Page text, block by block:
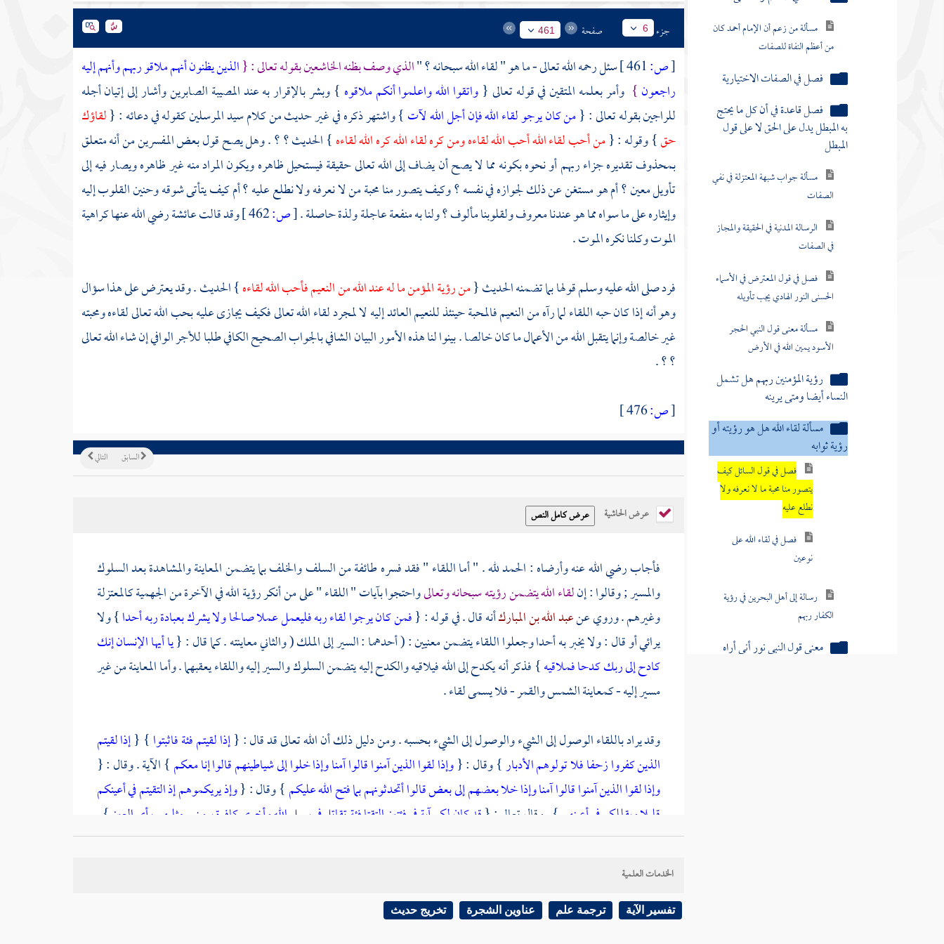
الرسالة المدنية في الحقيقة والمجاز
في الصفات
فصل في قول المعترض في الأسماء
الحسنى النور الهادي يجب تأويله
مسألة معنى قول النبي الحجر
الأسود يمين الله في الأرض
النساء أيضا ومتى يرينه
مسألة لقاء الله هل هو رؤيته أو
رؤية ثوابه
نطلع عليه
نوعين
رسالة إلى أهل البحرين في رؤية
الكفار ربهم
معنى قول النبي نور أنى أراه
وقوله رأيت نورا
مسألة أقوام يدعون أنهم يرون الله
بأبصارهم في الدنيا
مسألة معنى حديث إن الله
ينادي بصوت وحديث يقول الله يا
الرسالة العرشية
مسألة هل العرش والكرسي
موجودان أم مجاز
جزء 6 صفحة 461
[ص: سئل رحمه الله تعالى - ما هو " لقاء الله سبحانه ؟ "الذي وصف بظنه الخاشعين بقوله تعالى : {الذين يظنون أنهم ملاقو ربهم وأنهم إليه
راجعون} وأمر بعلمه المتقين في قوله تعالى {واتقوا الله واعلموا أنكم ملاقوه } وبشر بالإقرار به عند المصيبة الصابرين وأشار إلى إتيان أجله
للراجين بقوله تعالى : {من كان يرجو لقاء الله فإن أجل الله لآت} واشتهر ذكره في غير حديث من كلام سيد المرسلين كقوله في دعائه : {لقاؤك
حق} وقوله : {من أحب لقاء الله أحب الله لقاءه ومن كره لقاء الله كره الله لقاءه} الحديث ؟ ؟ . وهل يصح قول بعض المفسرين من أنه متعلق
بمحذوف تقديره جزاء ربهم أو نحوه بكونه مما لا يصح أن يضاف إلى الله تعالى حقيقة فيستحيل ظاهره ويكون المراد منه غير ظاهره ويصار فيه إلى
تأويل معين ؟ أم هو مستغن عن ذلك لجوازه في نفسه ؟ وكيف يتصور منا محبة من لا نعرفه ولا نطلع عليه ؟ أم كيف يتأتى شوقه وحنين القلوب إليه
وإيثاره على ما سواه مما هو عندنا معروف ولقلوبنا مألوف ؟ ولنا به منفعة عاجلة ولذة حاصلة .[ص: وقد قالتعائشةرضي الله عنها كراهية
الموت وكلنا نكره الموت .
فرد صلى الله عليه وسلم قولها بما تضمنه الحديث {من رؤية المؤمن ما له عند الله من النعيم فأحب الله لقاءه} الحديث . وقد يعترض على هذا سؤال
وهو أنه إذا كان حبه اللقاء لما رآه من النعيم فالمحبة حينئذ للنعيم العائد إليه لا لمجرد لقاء الله تعالى فكيف يجازى عليه بحب الله تعالى لقاءه ومحبته
غير خالصة وإنما يتقبل الله من الأعمال ما كان خالصا . بينوا لنا هذه الأمور البيان الشافي بالجواب الصحيح الكافي طلبا للأجر الوافي إن شاء الله تعالى
؟ ؟ .
[ص:
التالي السابق
عرض الحاشية
فأجاب رضي الله عنه وأرضاه : الحمد لله . " أما اللقاء " فقد فسره طائفة من السلف والخلف بما يتضمن المعاينة والمشاهدة بعد السلوك
والمسير ; وقالوا : إنلقاء الله يتضمن رؤيته سبحانه وتعالىواحتجوا بآيات " اللقاء " على من أنكر رؤية الله في الآخرة منالجهميةكالمعتزلة
وغيرهم . وروي عنعبد الله بن المباركأنه قال . في قوله : {فمن كان يرجوا لقاء ربه فليعمل عملا صالحا ولا يشرك بعبادة ربه أحدا} ولا
يرائي أو قال : ولا يخبر به أحدا وجعلوا اللقاء يتضمن معنيين : ( أحدهما : السير إلى الملك ( والثاني معاينته . كما قال : {يا أيها الإنسان إنك
كادح إلى ربك كدحا فملاقيه} فذكر أنه يكدح إلى الله فيلاقيه والكدح إليه يتضمن السلوك والسير إليه واللقاء يعقبهما . وأما المعاينة من غير
مسير إليه - كمعاينة الشمس والقمر - فلا يسمى لقاء .
وقد يراد باللقاء الوصول إلى الشيء والوصول إلى الشيء بحسبه . ومن دليل ذلك أن الله تعالى قد قال : {إذا لقيتم فئة فاثبتوا} {إذا لقيتم
الذين كفروا زحفا فلا تولوهم الأدبار} وقال : {وإذا لقوا الذين آمنوا قالوا آمنا وإذا خلوا إلى شياطينهم قالوا إنا معكم} الآية . وقال : {
وإذا لقوا الذين آمنوا قالوا آمنا وإذا خلا بعضهم إلى بعض قالوا أتحدثونهم بما فتح الله عليكم} وقال : {وإذ يريكموهم إذ التقيتم في أعينكم
قليلا ويقللكم في أعينهم } . وقال تعالى : {قد كان لكم آية في فئتين التقتا فئة تقاتل في سبيل الله وأخرى كافرة يرونهم مثليهم رأي العين } .
وفي الصحيحين عن النبي صلى الله عليه وسلم أنه قال : {لا تتمنوا لقاء العدو واسألوا الله العافية فإذا لقيتموهم فاصبروا} وفي الصحيحين
{عنأبي هريرةالخدمات العلمية
تفسير الآية ترجمة علم عناوين الشجرة تخريج حديث